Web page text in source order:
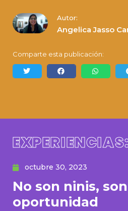
Autor:
Angelica Jasso
Comparte esta publicación:
octubre 30, 2023
No son ninis,
oportunidad